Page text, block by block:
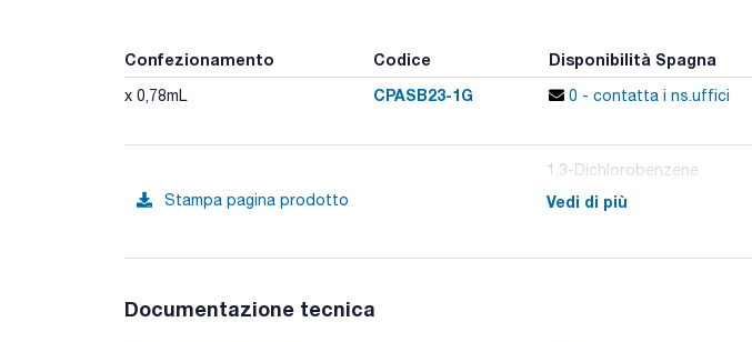
Confezionamento Codice Disponibilità Spagna
x 0,78mL CPASB23-1G 0 - contatta i ns.uffici
Stampa pagina prodotto
1,3-Dichlorobenzene
Vedi di più
Documentazione tecnica